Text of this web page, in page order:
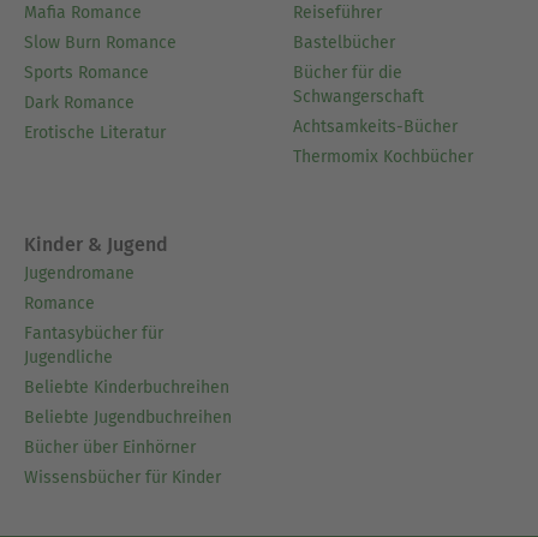
Mafia Romance
Slow Burn Romance
Sports Romance
Dark Romance
Erotische Literatur
Reiseführer
Bastelbücher
Bücher für die
Schwangerschaft
Achtsamkeits-Bücher
Thermomix Kochbücher
Kinder & Jugend
Jugendromane
Romance
Fantasybücher für
Jugendliche
Beliebte Kinderbuchreihen
Beliebte Jugendbuchreihen
Bücher über Einhörner
Wissensbücher für Kinder